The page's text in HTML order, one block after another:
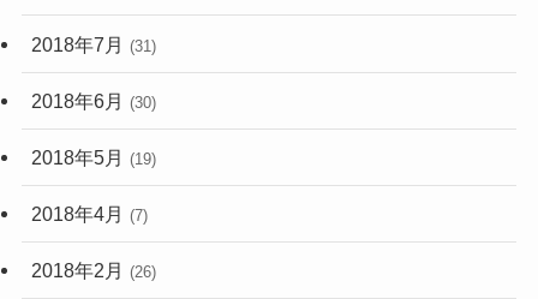
2018年7月 (31)
2018年6月 (30)
2018年5月 (19)
2018年4月 (7)
2018年2月 (26)